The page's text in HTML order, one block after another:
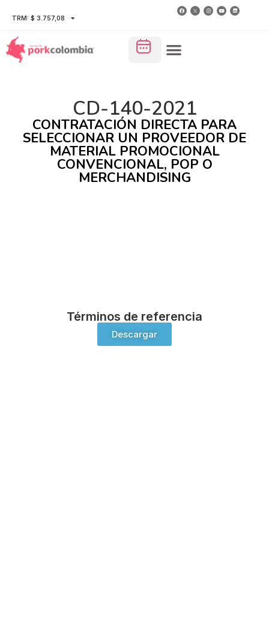
TRM: $ 3.757,08
CD-140-2021
CONTRATACIÓN DIRECTA PARA
SELECCIONAR UN PROVEEDOR DE
MATERIAL PROMOCIONAL
CONVENCIONAL, POP O
MERCHANDISING
Términos de referencia
Descargar